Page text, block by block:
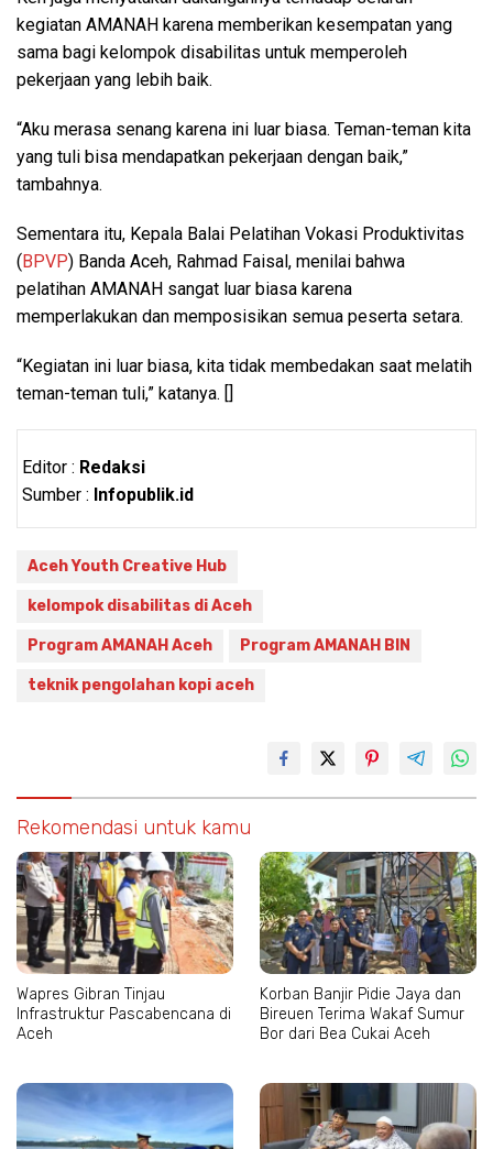
kegiatan AMANAH karena memberikan kesempatan yang
sama bagi kelompok disabilitas untuk memperoleh
pekerjaan yang lebih baik.
“Aku merasa senang karena ini luar biasa. Teman-teman kita
yang tuli bisa mendapatkan pekerjaan dengan baik,”
tambahnya.
Sementara itu, Kepala Balai Pelatihan Vokasi Produktivitas
(BPVP) Banda Aceh, Rahmad Faisal, menilai bahwa
pelatihan AMANAH sangat luar biasa karena
memperlakukan dan memposisikan semua peserta setara.
“Kegiatan ini luar biasa, kita tidak membedakan saat melatih
teman-teman tuli,” katanya. []
Editor : Redaksi
Sumber : Infopublik.id
Aceh Youth Creative Hub
kelompok disabilitas di Aceh
Program AMANAH Aceh Program AMANAH BIN
teknik pengolahan kopi aceh
Rekomendasi untuk kamu
Wapres Gibran Tinjau
Infrastruktur Pascabencana di
Aceh
Korban Banjir Pidie Jaya dan
Bireuen Terima Wakaf Sumur
Bor dari Bea Cukai Aceh